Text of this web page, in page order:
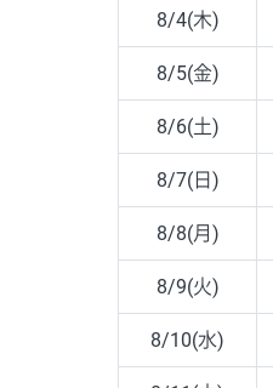
8/4(木)
8/5(金)
8/6(土)
8/7(日)
8/8(月)
8/9(火)
8/10(水)